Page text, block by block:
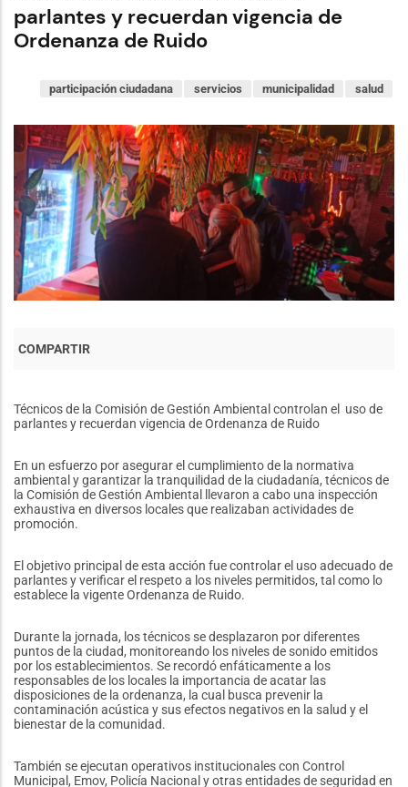
parlantes y recuerdan vigencia de
Ordenanza de Ruido
salud
municipalidad
servicios
participación ciudadana
Técnicos de la Comisión de Gestión Ambiental controlan el uso de
parlantes y recuerdan vigencia de Ordenanza de Ruido
En un esfuerzo por asegurar el cumplimiento de la normativa
ambiental y garantizar la tranquilidad de la ciudadanía, técnicos de
la Comisión de Gestión Ambiental llevaron a cabo una inspección
exhaustiva en diversos locales que realizaban actividades de
promoción.
El objetivo principal de esta acción fue controlar el uso adecuado de
parlantes y verificar el respeto a los niveles permitidos, tal como lo
establece la vigente Ordenanza de Ruido.
Durante la jornada, los técnicos se desplazaron por diferentes
puntos de la ciudad, monitoreando los niveles de sonido emitidos
por los establecimientos. Se recordó enfáticamente a los
responsables de los locales la importancia de acatar las
disposiciones de la ordenanza, la cual busca prevenir la
contaminación acústica y sus efectos negativos en la salud y el
bienestar de la comunidad.
También se ejecutan operativos institucionales con Control
Municipal, Emov, Policía Nacional y otras entidades de seguridad en